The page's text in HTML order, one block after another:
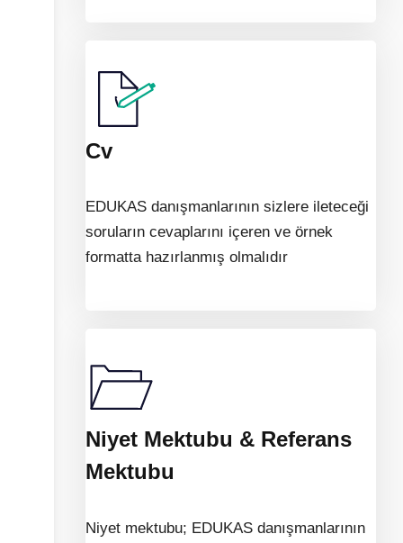
Cv
EDUKAS danışmanlarının sizlere ileteceği
soruların cevaplarını içeren ve örnek
formatta hazırlanmış olmalıdır
Niyet Mektubu & Referans
Mektubu
Niyet mektubu; EDUKAS danışmanlarının